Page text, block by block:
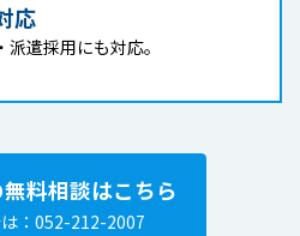
応
遣採用にも対応。
料相談はこちら
：052-212-2007